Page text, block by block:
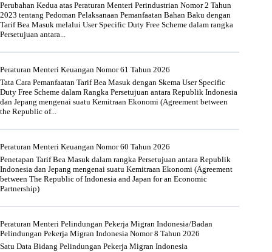
Perubahan Kedua atas Peraturan Menteri Perindustrian Nomor 2 Tahun
2023 tentang Pedoman Pelaksanaan Pemanfaatan Bahan Baku dengan
Tarif Bea Masuk melalui User Specific Duty Free Scheme dalam rangka
Persetujuan antara...
Peraturan Menteri Keuangan Nomor 61 Tahun 2026
Tata Cara Pemanfaatan Tarif Bea Masuk dengan Skema User Specific
Duty Free Scheme dalam Rangka Persetujuan antara Republik Indonesia
dan Jepang mengenai suatu Kemitraan Ekonomi (Agreement between
the Republic of...
Peraturan Menteri Keuangan Nomor 60 Tahun 2026
Penetapan Tarif Bea Masuk dalam rangka Persetujuan antara Republik
Indonesia dan Jepang mengenai suatu Kemitraan Ekonomi (Agreement
between The Republic of Indonesia and Japan for an Economic
Partnership)
Peraturan Menteri Pelindungan Pekerja Migran Indonesia/Badan
Pelindungan Pekerja Migran Indonesia Nomor 8 Tahun 2026
Satu Data Bidang Pelindungan Pekerja Migran Indonesia